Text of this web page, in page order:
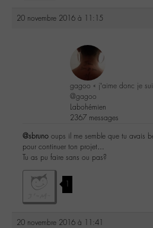
20 novembre 2016 à 11:15
gagoo « j’aime donc je
@gagoo
Labohémien
2367 messages
@sbruno oups il me semble que tu avais
pour continuer ton projet…
Tu as pu faire sans ou pas?
1
20 novembre 2016 à 11:41